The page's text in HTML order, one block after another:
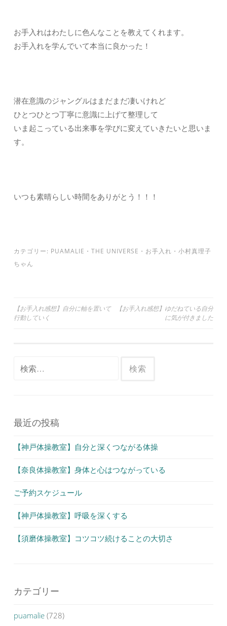
お手入れはわたしに色んなことを教えてくれます。
お手入れを学んでいて本当に良かった！
潜在意識のジャングルはまだまだ凄いけれど
ひとつひとつ丁寧に意識に上げて整理して
いま起こっている出来事を学びに変えていきたいと思いま
す。
いつも素晴らしい時間をありがとう！！！
カテゴリー: PUAMALIE ・ THE UNIVERSE ・ お手入れ ・ 小村真理子
ちゃん
投
ゲ
ョ
【お手入れ感想】自分に軸を置いて
行動していく
【お手入れ感想】ゆだねている自分
に気が付きました
最近の投稿
【神戸体操教室】自分と深くつながる体操
【奈良体操教室】身体と心はつながっている
ご予約スケジュール
【神戸体操教室】呼吸を深くする
【須磨体操教室】コツコツ続けることの大切さ
カテゴリー
puamalie (728)